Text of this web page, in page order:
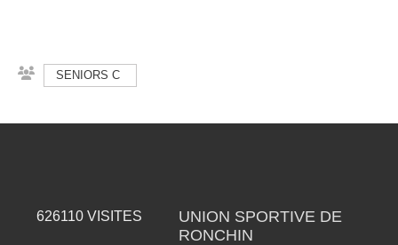
SENIORS C
626110VISITES
UNION SPORTIVE DE
RONCHIN